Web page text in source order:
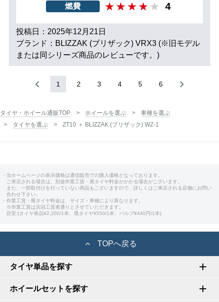
燃費 4
投稿日：2025年12月21日
ブランド：BLIZZAK (ブリザック) VRX3 (※旧モデル
または同シリーズ商品のレビューです。)
1 2 3 4 5 6
タイヤ・ホイール通販TOP ホイールを選ぶ
車種を選ぶ
タイヤを選ぶ
ZT10 ＋ BLIZZAK (ブリザック) WZ-1
・当ホームページの表示価格は通信販売での購入価格となっております。
ご来店される場合は、別途作業工賃・廃タイヤ料金がかかる場合がございます。
また、一部取付けを行っていない商品もございますので、詳しくはご来店される店舗にお問い
合わせ下さい。
・作業工賃・廃タイヤ料金は、サイズ・車種により異なります。
※作業工賃は店頭工賃表通りとさせていただきます。
目安:(タイヤ単品¥2,200/1本、廃タイヤ¥550/1本、バルブ¥440円/1本)
TOPへ戻る
タイヤ単品を探す
ホイールセットを探す